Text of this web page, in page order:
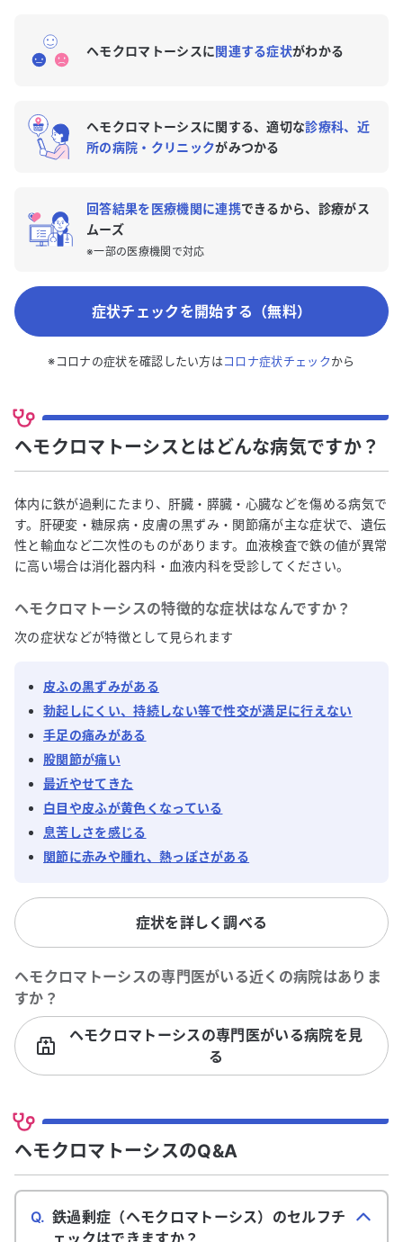
ヘモクロマトーシスに関連する症状がわかる
ヘモクロマトーシスに関する、適切な診療科、近
所の病院・クリニックがみつかる
回答結果を医療機関に連携できるから、診療がス
ムーズ
※一部の医療機関で対応
症状チェックを開始する（無料）
※コロナの症状を確認したい方はコロナ症状チェックから
ヘモクロマトーシスとはどんな病気ですか？
体内に鉄が過剰にたまり、肝臓・膵臓・心臓などを傷める病気で
す。肝硬変・糖尿病・皮膚の黒ずみ・関節痛が主な症状で、遺伝
性と輸血など二次性のものがあります。血液検査で鉄の値が異常
に高い場合は消化器内科・血液内科を受診してください。
ヘモクロマトーシスの特徴的な症状はなんですか？
次の症状などが特徴として見られます
皮ふの黒ずみがある
勃起しにくい、持続しない等で性交が満足に行えない
手足の痛みがある
股関節が痛い
最近やせてきた
白目や皮ふが黄色くなっている
息苦しさを感じる
関節に赤みや腫れ、熱っぽさがある
症状を詳しく調べる
ヘモクロマトーシスの専門医がいる近くの病院はありま
すか？
ヘモクロマトーシスの専門医がいる病院を見
る
ヘモクロマトーシスのQ&A
Q. 鉄過剰症（ヘモクロマトーシス）のセルフチ